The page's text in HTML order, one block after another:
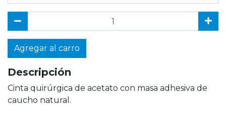
Agregar al carro
Descripción
Cinta quirúrgica de acetato con masa adhesiva de
caucho natural.